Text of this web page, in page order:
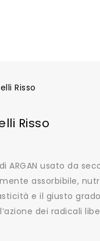
Risso
Risso
usato da
assorbibile,
e il giusto
dei radicali